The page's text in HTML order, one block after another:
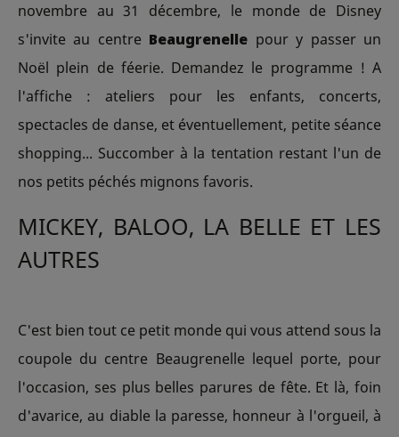
novembre au 31 décembre, le monde de Disney
s'invite au centre Beaugrenelle pour y passer un
Noël plein de féerie. Demandez le programme ! A
l'affiche : ateliers pour les enfants, concerts,
spectacles de danse, et éventuellement, petite séance
shopping... Succomber à la tentation restant l'un de
nos petits péchés mignons favoris.
MICKEY, BALOO, LA BELLE ET LES
AUTRES
C'est bien tout ce petit monde qui vous attend sous la
coupole du centre Beaugrenelle lequel porte, pour
l'occasion, ses plus belles parures de fête. Et là, foin
d'avarice, au diable la paresse, honneur à l'orgueil, à